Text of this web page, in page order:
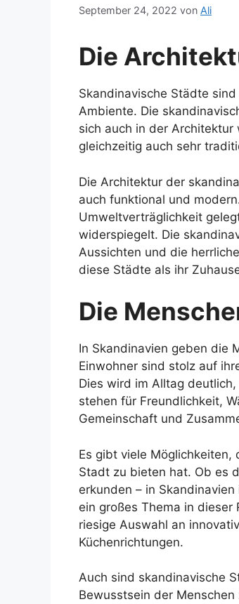
September 24, 2022 von Ali
Die
Skandinavische Städte
Ambiente. Die
sich auch in der
gleichzeitig auch sehr
Die Architektur der
auch funktional und
Umweltverträglichkeit
widerspiegelt. Die
Aussichten und die
diese Städte als ihr
Die
In Skandinavien geben die
Einwohner sind stolz auf
Dies wird im Alltag
stehen für Freundlichkeit,
Gemeinschaft und
Es gibt viele
Stadt zu bieten hat. Ob es
erkunden – in
ein großes Thema in dieser
riesige Auswahl an
Küchenrichtungen.
Auch sind skandinavische
Bewusstsein der